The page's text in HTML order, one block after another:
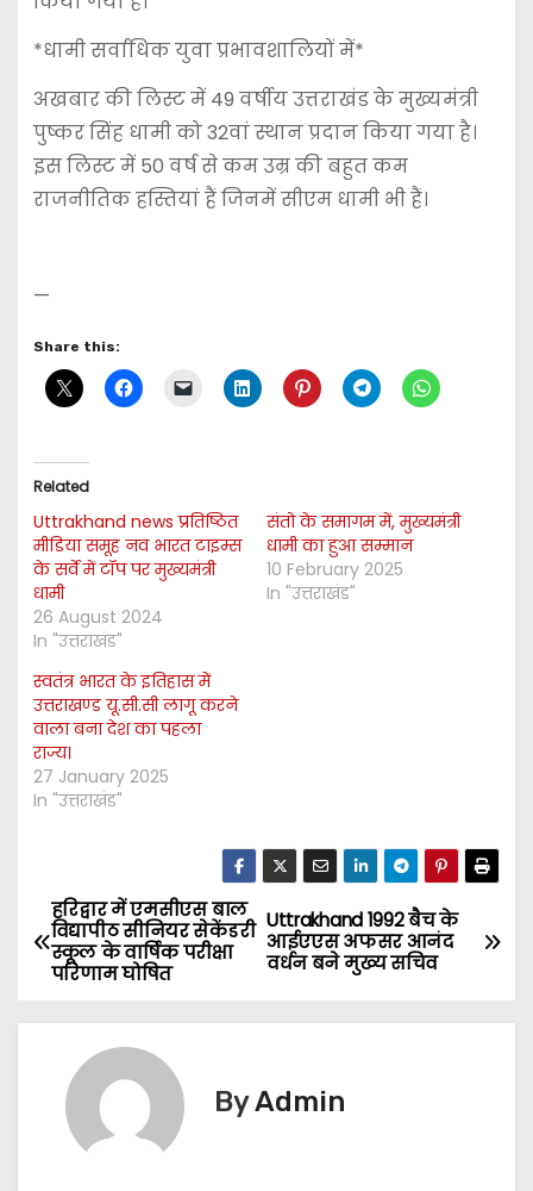
*धामी सर्वाधिक युवा प्रभावशालियों में*
अखबार की लिस्ट में 49 वर्षीय उत्तराखंड के मुख्यमंत्री
पुष्कर सिंह धामी को 32वां स्थान प्रदान किया गया है।
इस लिस्ट में 50 वर्ष से कम उम्र की बहुत कम
राजनीतिक हस्तियां हैं जिनमें सीएम धामी भी हैं।
—
Share this:
Related
Uttrakhand news प्रतिष्ठित
मीडिया समूह नव भारत टाइम्स
के सर्वे में टॉप पर मुख्यमंत्री
धामी
26 August 2024
In "उत्तराखंड"
संतो के समागम में, मुख्यमंत्री
धामी का हुआ सम्मान
10 February 2025
In "उत्तराखंड"
स्वतंत्र भारत के इतिहास में
उत्तराखण्ड यू.सी.सी लागू करने
वाला बना देश का पहला
राज्य।
27 January 2025
In "उत्तराखंड"
P
o
s
Uttrakhand 1992 बैच के
आईएएस अफसर आनंद
वर्धन बने मुख्य सचिव
हरिद्वार में एमसीएस बाल
विद्यापीठ सीनियर सेकेंडरी
स्कूल के वार्षिक परीक्षा
परिणाम घोषित
ByAdmin